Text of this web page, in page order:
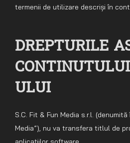
termenii de utilizare descriși în
DREPTURILE
ULUI
S.C. Fit & Fun Media s.r.l.
Media”), nu va transfera titlul de